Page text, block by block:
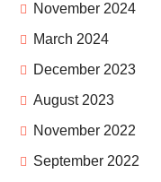
November 2024
March 2024
December 2023
August 2023
November 2022
September 2022